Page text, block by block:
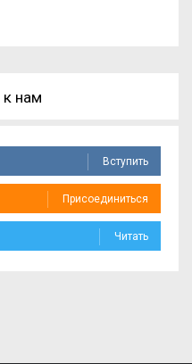
к нам
Вступить
Присоединиться
Читать